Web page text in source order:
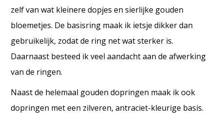
zelf van wat kleinere dopjes en sierlijke gouden
bloemetjes. De basisring maak ik ietsje dikker dan
gebruikelijk, zodat de ring net wat sterker is.
Daarnaast besteed ik veel aandacht aan de afwerking
van de ringen.
Naast de helemaal gouden dopringen maak ik ook
dopringen met een zilveren, antraciet-kleurige basis.